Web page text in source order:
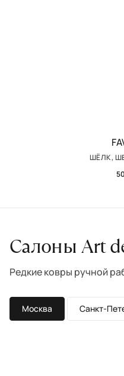
ШЁЛК,
Салоны Art
Редкие ковры ручной
Москва Санкт-